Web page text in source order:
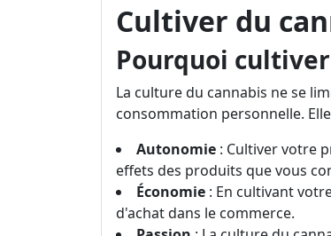
Cultiver du
Pourquoi
La culture du cannabis ne se
consommation personnelle.
Autonomie : Cultiver votre
effets des produits que vous
Économie : En cultivant
d'achat dans le commerce.